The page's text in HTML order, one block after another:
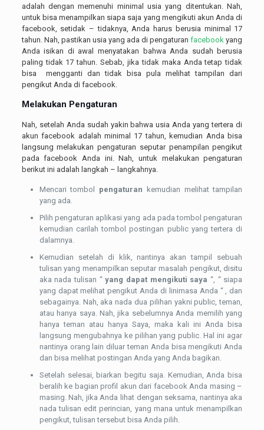
adalah dengan memenuhi minimal usia yang ditentukan. Nah,
untuk bisa menampilkan siapa saja yang mengikuti akun Anda di
facebook, setidak – tidaknya, Anda harus berusia minimal 17
tahun. Nah, pastikan usia yang ada di pengaturanfacebook yang
Anda isikan di awal menyatakan bahwa Anda sudah berusia
paling tidak 17 tahun. Sebab, jika tidak maka Anda tetap tidak
bisa mengganti dan tidak bisa pula melihat tampilan dari
pengikut Anda di facebook.
Melakukan Pengaturan
Nah, setelah Anda sudah yakin bahwa usia Anda yang tertera di
akun facebook adalah minimal 17 tahun, kemudian Anda bisa
langsung melakukan pengaturan seputar penampilan pengikut
pada facebook Anda ini. Nah, untuk melakukan pengaturan
berikut ini adalah langkah – langkahnya.
Mencari tombol pengaturan kemudian melihat tampilan
yang ada.
Pilih pengaturan aplikasi yang ada pada tombol pengaturan
kemudian carilah tombol postingan public yang tertera di
dalamnya.
Kemudian setelah di klik, nantinya akan tampil sebuah
tulisan yang menampilkan seputar masalah pengikut, disitu
aka nada tulisan “yang dapat mengikuti saya “, “ siapa
yang dapat melihat pengikut Anda di linimasa Anda “ , dan
sebagainya. Nah, aka nada dua pilihan yakni public, teman,
atau hanya saya. Nah, jika sebelumnya Anda memilih yang
hanya teman atau hanya Saya, maka kali ini Anda bisa
langsung mengubahnya ke pilihan yang public. Hal ini agar
nantinya orang lain diluar teman Anda bisa mengikuti Anda
dan bisa melihat postingan Anda yang Anda bagikan.
Setelah selesai, biarkan begitu saja. Kemudian, Anda bisa
beralih ke bagian profil akun dari facebook Anda masing –
masing. Nah, jika Anda lihat dengan seksama, nantinya aka
nada tulisan edit perincian, yang mana untuk menampilkan
pengikut, tulisan tersebut bisa Anda pilih.